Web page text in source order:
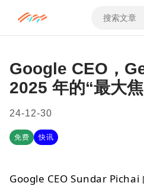
Google CEO，
2025 年的“最大
24-12-30
免费 快讯
Google CEO Sundar Pichai